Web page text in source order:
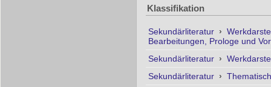
Klassifikation
Sekundärliteratur ›
Bearbeitungen, Prologe und
Sekundärliteratur ›
Sekundärliteratur ›